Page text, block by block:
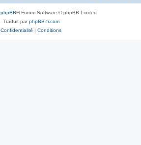
phpBB® Forum Software © phpBB Limited
Traduit parphpBB-fr.com
Confidentialité | Conditions